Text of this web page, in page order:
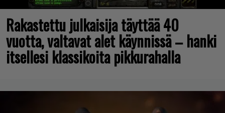
Rakastettu julkaisija täyttää 40
vuotta, valtavat alet käynnissä – hanki
itsellesi klassikoita pikkurahalla